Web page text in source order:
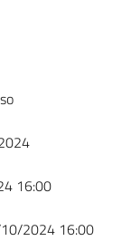
16:00
2024 16:00